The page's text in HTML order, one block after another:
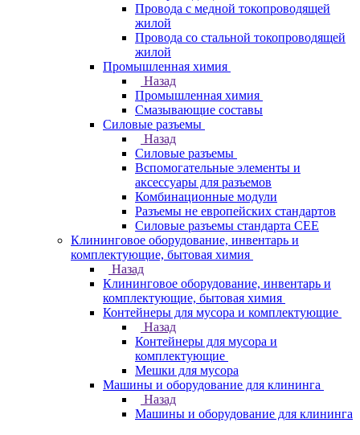
Провода с медной токопроводящей
жилой
Провода со стальной токопроводящей
жилой
Промышленная химия
Назад
Промышленная химия
Смазывающие составы
Силовые разъемы
Назад
Силовые разъемы
Вспомогательные элементы и
аксессуары для разъемов
Комбинационные модули
Разъемы не европейских стандартов
Силовые разъемы стандарта CEE
Клининговое оборудование, инвентарь и
комплектующие, бытовая химия
Назад
Клининговое оборудование, инвентарь и
комплектующие, бытовая химия
Контейнеры для мусора и комплектующие
Назад
Контейнеры для мусора и
комплектующие
Мешки для мусора
Машины и оборудование для клининга
Назад
Машины и оборудование для клининга